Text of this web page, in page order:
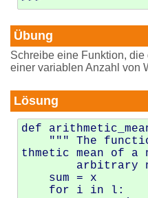
Übung
Schreibe eine Funktion,
einer variablen Anzahl von
Lösung
def
thmetic mean of a